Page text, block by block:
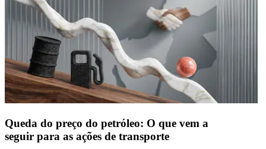
Queda do preço do petróleo: O que vem a
seguir para as ações de transporte